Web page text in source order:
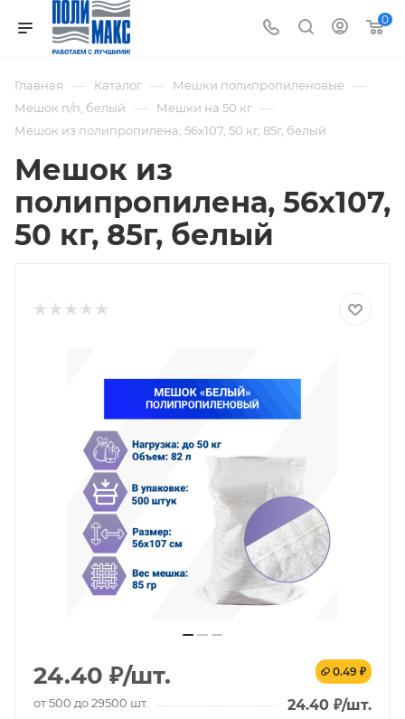
0
Главная — Каталог — Мешки полипропиленовые —
Мешок п/п, белый — Мешки на 50 кг —
Мешок из полипропилена, 56x107, 50 кг, 85г, белый
Мешок из
полипропилена, 56x107,
50 кг, 85г, белый
24.40 ₽/шт. 0.49 ₽
от 500 до 29500 шт. 24.40 ₽/шт.